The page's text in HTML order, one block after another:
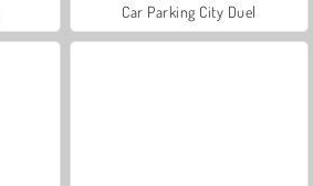
Car Parking City Duel